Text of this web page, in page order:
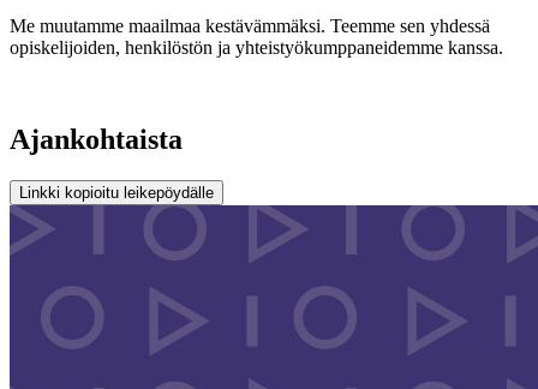
Me muutamme maailmaa kestävämmäksi. Teemme sen yhdessä
opiskelijoiden, henkilöstön ja yhteistyökumppaneidemme kanssa.
Ajankohtaista
Linkki kopioitu leikepöydälle